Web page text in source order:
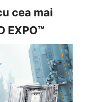
cea mai
EXPO™